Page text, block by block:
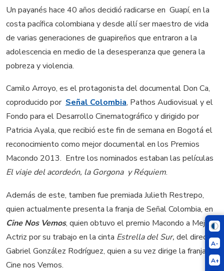
A-
A+
Un payanés hace 40 años decidió radicarse en Guapí, en la
costa pacífica colombiana y desde allí ser maestro de vida
de varias generaciones de guapireños que entraron a la
adolescencia en medio de la desesperanza que genera la
pobreza y violencia.
Camilo Arroyo, es el protagonista del documental Don Ca,
coproducido por Señal Colombia, Pathos Audiovisual y el
Fondo para el Desarrollo Cinematográfico y dirigido por
Patricia Ayala, que recibió este fin de semana en Bogotá el
reconocimiento como mejor documental en los Premios
Macondo 2013. Entre los nominados estaban las películas
El viaje del acordeón, la Gorgona y Réquiem.
Además de este, tamben fue premiada Julieth Restrepo,
quien actualmente presenta la franja de Señal Colombia, en
Cine Nos Vemos, quien obtuvo el premio Macondo a Mejor
Actriz por su trabajo en la cinta Estrella del Sur, del director
Gabriel González Rodríguez, quien a su vez dirige la franja En
Cine nos Vemos.